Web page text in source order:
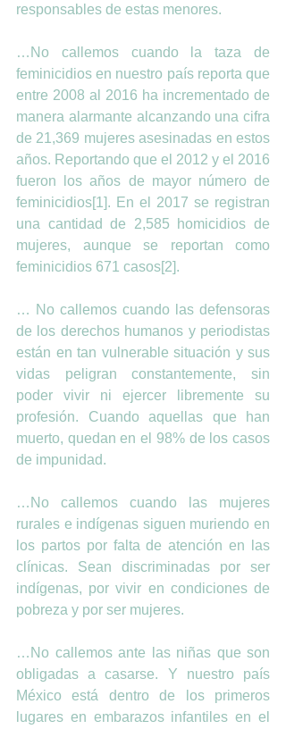
responsables de estas menores.
…No callemos cuando la taza de
feminicidios en nuestro país reporta que
entre 2008 al 2016 ha incrementado de
manera alarmante alcanzando una cifra
de 21,369 mujeres asesinadas en estos
años. Reportando que el 2012 y el 2016
fueron los años de mayor número de
feminicidios[1]. En el 2017 se registran
una cantidad de 2,585 homicidios de
mujeres, aunque se reportan como
feminicidios 671 casos[2].
… No callemos cuando las defensoras
de los derechos humanos y periodistas
están en tan vulnerable situación y sus
vidas peligran constantemente, sin
poder vivir ni ejercer libremente su
profesión. Cuando aquellas que han
muerto, quedan en el 98% de los casos
de impunidad.
…No callemos cuando las mujeres
rurales e indígenas siguen muriendo en
los partos por falta de atención en las
clínicas. Sean discriminadas por ser
indígenas, por vivir en condiciones de
pobreza y por ser mujeres.
…No callemos ante las niñas que son
obligadas a casarse. Y nuestro país
México está dentro de los primeros
lugares en embarazos infantiles en el